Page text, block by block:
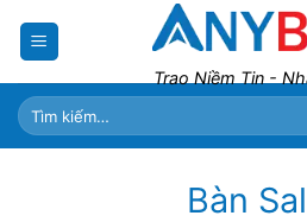
Trao Niềm Tin -
Tìm
kiếm:
Bàn